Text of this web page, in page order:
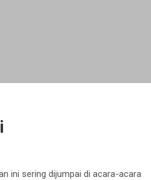
ini sering dijumpai di acara-acara